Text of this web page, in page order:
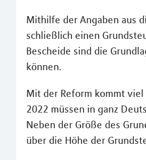
Mithilfe der Angaben aus
schließlich einen
Bescheide sind die
können.
Mit der Reform kommt
2022 müssen in ganz
Neben der Größe des
über die Höhe der